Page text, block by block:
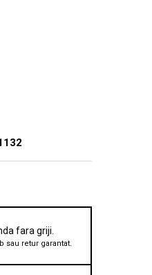
fara griji.
sau retur garantat.